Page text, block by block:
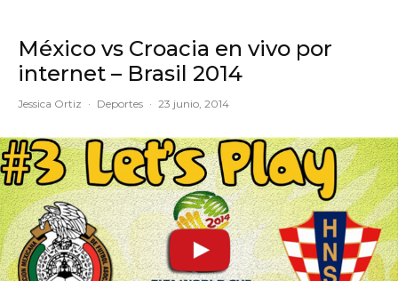
México vs Croacia en vivo por
internet – Brasil 2014
Jessica Ortiz · Deportes · 23 junio, 2014